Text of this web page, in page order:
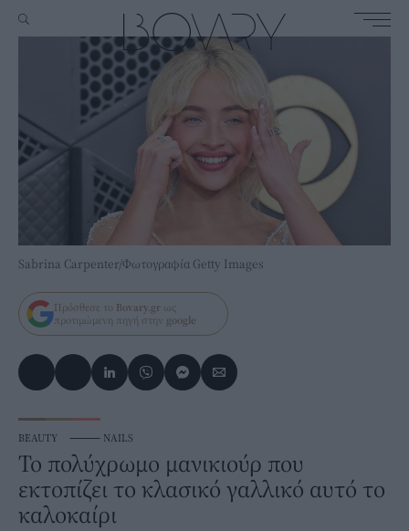
Sabrina Carpenter/Φωτογραφία Getty Images
Πρόσθεσε το Bovary.gr ως
προτιμώμενη πηγή στην google
BEAUTY ⸻ NAILS
Το πολύχρωμο μανικιούρ που
εκτοπίζει το κλασικό γαλλικό αυτό το
καλοκαίρι